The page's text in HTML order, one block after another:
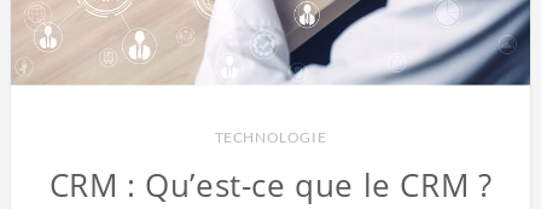
TECHNOLOGIE
CRM : Qu’est-ce que le CRM ?